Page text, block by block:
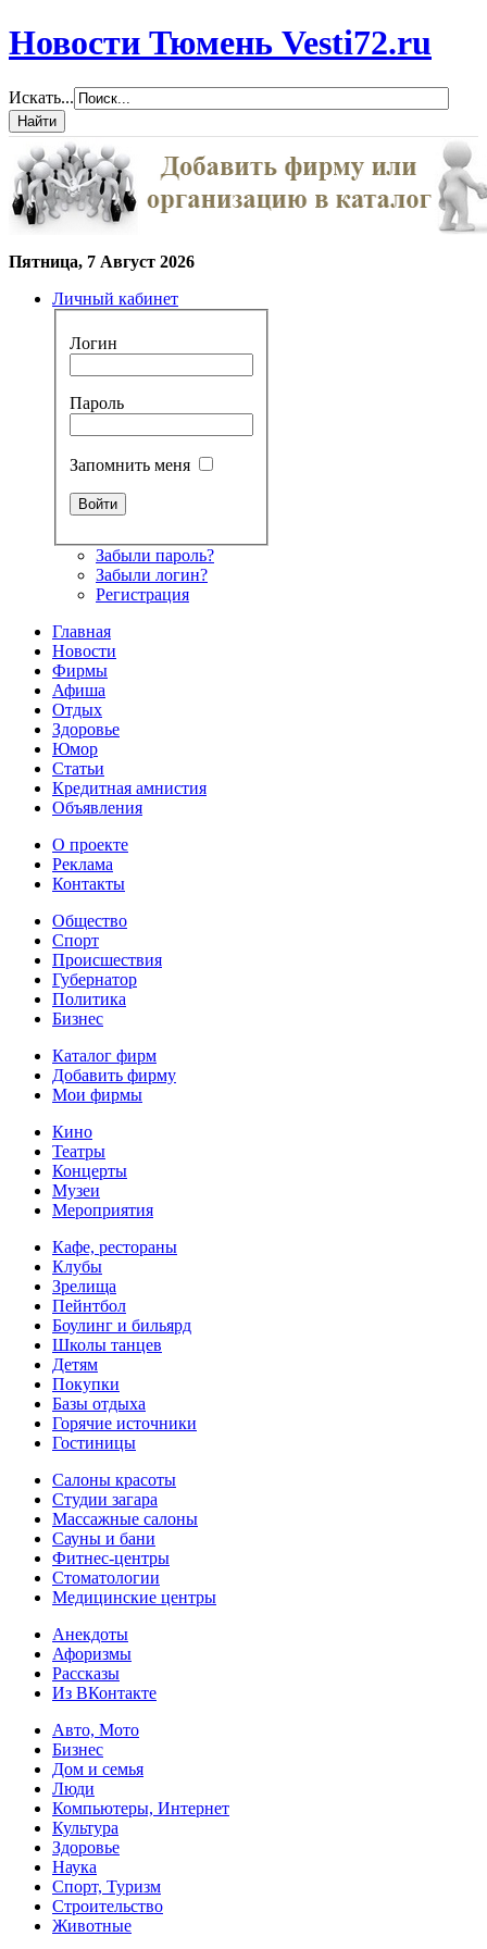
Новости Тюмень Vesti72.ru
Искать...
Пятница, 7 Август 2026
Личный кабинет
Логин
Пароль
Запомнить меня
Забыли пароль?
Забыли логин?
Регистрация
Главная
Новости
Фирмы
Афиша
Отдых
Здоровье
Юмор
Статьи
Кредитная амнистия
Объявления
О проекте
Реклама
Контакты
Общество
Спорт
Происшествия
Губернатор
Политика
Бизнес
Каталог фирм
Добавить фирму
Мои фирмы
Кино
Театры
Концерты
Музеи
Мероприятия
Кафе, рестораны
Клубы
Зрелища
Пейнтбол
Боулинг и бильярд
Школы танцев
Детям
Покупки
Базы отдыха
Горячие источники
Гостиницы
Салоны красоты
Студии загара
Массажные салоны
Сауны и бани
Фитнес-центры
Стоматологии
Медицинские центры
Анекдоты
Афоризмы
Рассказы
Из ВКонтакте
Авто, Мото
Бизнес
Дом и семья
Люди
Компьютеры, Интернет
Культура
Здоровье
Наука
Спорт, Туризм
Строительство
Животные